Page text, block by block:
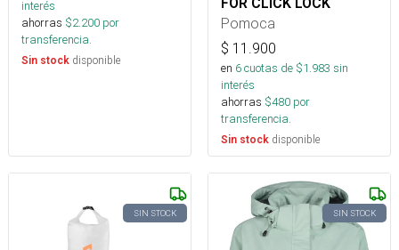
interés
ahorras $2.200 por
transferencia.
Sin stock disponible
Pomoca
$ 11.900
en 6cuotas de $1.983 sin
interés
ahorras $480 por
transferencia.
Sin stock disponible
SIN STOCK SIN STOCK